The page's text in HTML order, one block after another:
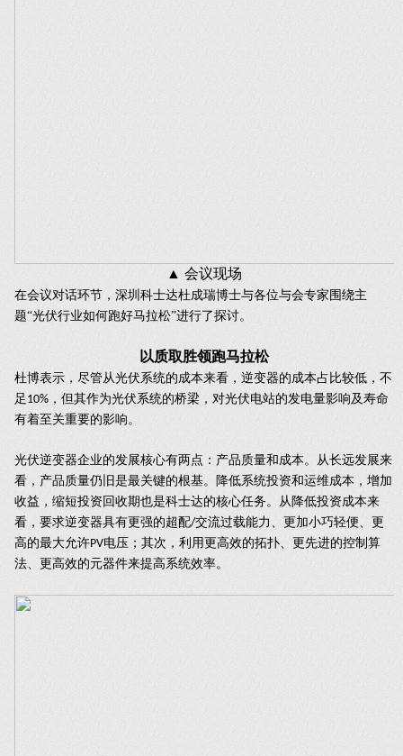
▲ 会议现场
在会议对话环节，深圳科士达杜成瑞博士与各位与会专家围绕主
题“光伏行业如何跑好马拉松”进行了探讨。
以质取胜领跑马拉松
杜博表示，尽管从光伏系统的成本来看，逆变器的成本占比较低，不
足 10% ，但其作为光伏系统的桥梁，对光伏电站的发电量影响及寿命
有着至关重要的影响。
光伏逆变器企业的发展核心有两点：产品质量和成本。从长远发展来
看，产品质量仍旧是最关键的根基。降低系统投资和运维成本，增加
收益，缩短投资回收期也是科士达的核心任务。从降低投资成本来
看，要求逆变器具有更强的超配/交流过载能力、更加小巧轻便、更
高的最大允许PV电压；其次，利用更高效的拓扑、更先进的控制算
法、更高效的元器件来提高系统效率。